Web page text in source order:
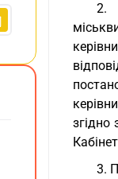
2.
згідно
3.